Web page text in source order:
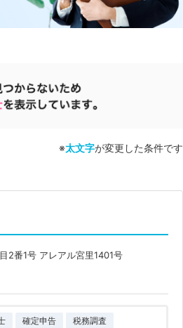
※太文字が変更した条件です
2番1号 アレアル宮里1401号
確定申告 税務調査